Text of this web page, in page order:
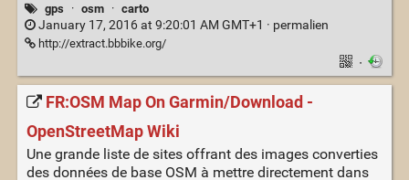
gps · osm · carto
January 17, 2016 at 9:20:01 AM GMT+1 · permalien
http://extract.bbbike.org/
·
FR:OSM Map On Garmin/Download -
OpenStreetMap Wiki
Une grande liste de sites offrant des images converties
des données de base OSM à mettre directement dans